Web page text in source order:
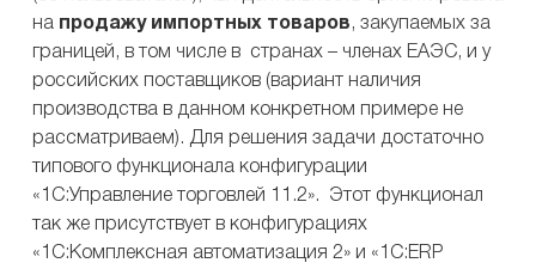
на продажу импортных товаров , закупаемых за
границей, в том числе в странах – членах ЕАЭС, и у
российских поставщиков (вариант наличия
производства в данном конкретном примере не
рассматриваем). Для решения задачи достаточно
типового функционала конфигурации
«1С:Управление торговлей 11.2». Этот функционал
так же присутствует в конфигурациях
«1С:Комплексная автоматизация 2» и «1С:ERP